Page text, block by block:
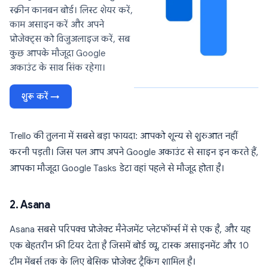
स्क्रीन कानबन बोर्ड। लिस्ट शेयर करें,
काम असाइन करें और अपने
प्रोजेक्ट्स को विजुअलाइज करें, सब
कुछ आपके मौजूदा Google
अकाउंट के साथ सिंक रहेगा।
शुरू करें →
Trello की तुलना में सबसे बड़ा फायदा: आपको शून्य से शुरुआत नहीं
करनी पड़ती। जिस पल आप अपने Google अकाउंट से साइन इन करते हैं,
आपका मौजूदा Google Tasks डेटा वहां पहले से मौजूद होता है।
2. Asana
Asana सबसे परिपक्व प्रोजेक्ट मैनेजमेंट प्लेटफॉर्म्स में से एक है, और यह
एक बेहतरीन फ्री टियर देता है जिसमें बोर्ड व्यू, टास्क असाइनमेंट और 10
टीम मेंबर्स तक के लिए बेसिक प्रोजेक्ट ट्रैकिंग शामिल है।